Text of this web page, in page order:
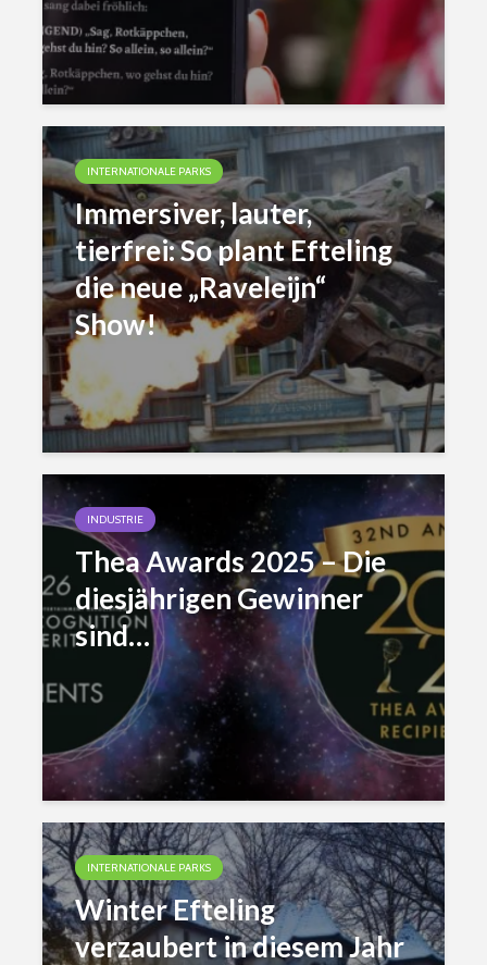
INTERNATIONALE PARKS
Immersiver, lauter,
tierfrei: So plant Efteling
die neue „Raveleijn“
Show!
INDUSTRIE
Thea Awards 2025 – Die
diesjährigen Gewinner
sind…
INTERNATIONALE PARKS
Winter Efteling
verzaubert in diesem Jahr